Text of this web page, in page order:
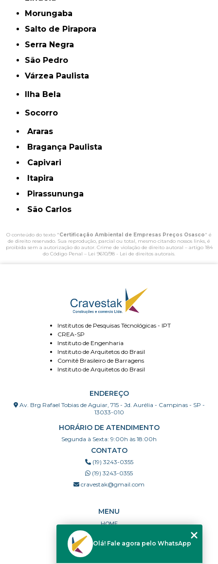
Morungaba
Salto de Pirapora
Serra Negra
São Pedro
Várzea Paulista
Ilha Bela
Socorro
Araras
Bragança Paulista
Capivari
Itapira
Pirassununga
São Carlos
O conteúdo do texto "Certificação Ambiental de Empresas Preços Osasco" é
de direito reservado. Sua reprodução, parcial ou total, mesmo citando nossos links, é
proibida sem a autorização do autor. Crime de violação de direito autoral – artigo 184
do Código Penal – Lei 9610/98 - Lei de direitos autorais.
Institutos de Pesquisas Técnológicas - IPT
CREA-SP
Instituto de Engenharia
Instituto de Arquitetos do Brasil
Comitê Brasileiro de Barragens
Instituto de Arquitetos do Brasil
ENDEREÇO
Av. Brg Rafael Tobias de Aguiar, 715 - Jd. Aurélia - Campinas - SP -
13033-010
HORÁRIO DE ATENDIMENTO
Segunda à Sexta: 9:00h às 18:00h
CONTATO
(19) 3243-0355
(19) 3243-0355
cravestak@gmail.com
MENU
HOME
PORTFÓLIO
DÚVIDAS FREQUENTES
Olá! Fale agora pelo WhatsApp